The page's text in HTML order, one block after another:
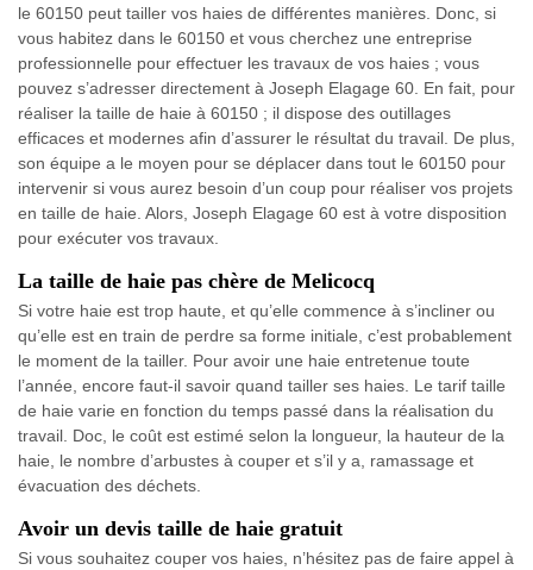
le 60150 peut tailler vos haies de différentes manières. Donc, si
vous habitez dans le 60150 et vous cherchez une entreprise
professionnelle pour effectuer les travaux de vos haies ; vous
pouvez s’adresser directement à Joseph Elagage 60. En fait, pour
réaliser la taille de haie à 60150 ; il dispose des outillages
efficaces et modernes afin d’assurer le résultat du travail. De plus,
son équipe a le moyen pour se déplacer dans tout le 60150 pour
intervenir si vous aurez besoin d’un coup pour réaliser vos projets
en taille de haie. Alors, Joseph Elagage 60 est à votre disposition
pour exécuter vos travaux.
La taille de haie pas chère de Melicocq
Si votre haie est trop haute, et qu’elle commence à s’incliner ou
qu’elle est en train de perdre sa forme initiale, c’est probablement
le moment de la tailler. Pour avoir une haie entretenue toute
l’année, encore faut-il savoir quand tailler ses haies. Le tarif taille
de haie varie en fonction du temps passé dans la réalisation du
travail. Doc, le coût est estimé selon la longueur, la hauteur de la
haie, le nombre d’arbustes à couper et s’il y a, ramassage et
évacuation des déchets.
Avoir un devis taille de haie gratuit
Si vous souhaitez couper vos haies, n’hésitez pas de faire appel à